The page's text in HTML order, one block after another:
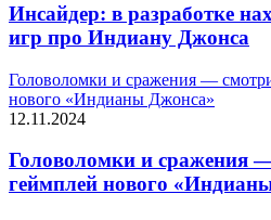
Инсайдер: в разработке
игр про Индиану Джонса
Головоломки и сражения —
нового «Индианы Джонса»
12.11.2024
Головоломки и сражения
геймплей нового